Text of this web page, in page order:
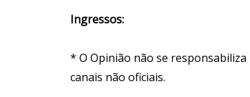
Ingressos:
* O Opinião não se
canais não oficiais.